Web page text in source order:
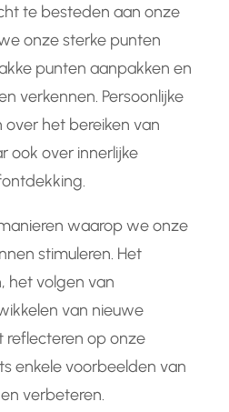
te besteden aan onze
onze sterke punten
punten aanpakken en
verkennen. Persoonlijke
het bereiken van
ook over innerlijke
waarop we onze
stimuleren. Het
het volgen van
van nieuwe
reflecteren op onze
enkele voorbeelden van
verbeteren.